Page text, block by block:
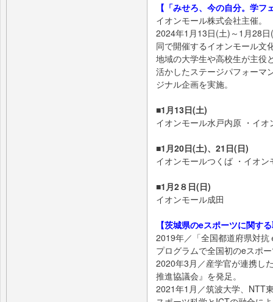
【「みせろ、今の自分。学
イオンモール株式会社主催。
2024年1月13日(土)～1月28
同で開催するイオンモール文
地域の大学生や高校生が主役
活かしたステージパフォーマ
ジナル企画を実施。
■1月13日(土)
イオンモール水戸内
■1月20日(土)、21日(日)
イオンモールつくば ・イオ
■1月2８日(日)
イオンモール成田
【茨城県のeスポーツに関す
2019年／「全国都道府県対
プログラムで全国初のeスポ
2020年3月／産学官が連携し
推進協議会』を発足。
2021年1月／筑波大学、NTT